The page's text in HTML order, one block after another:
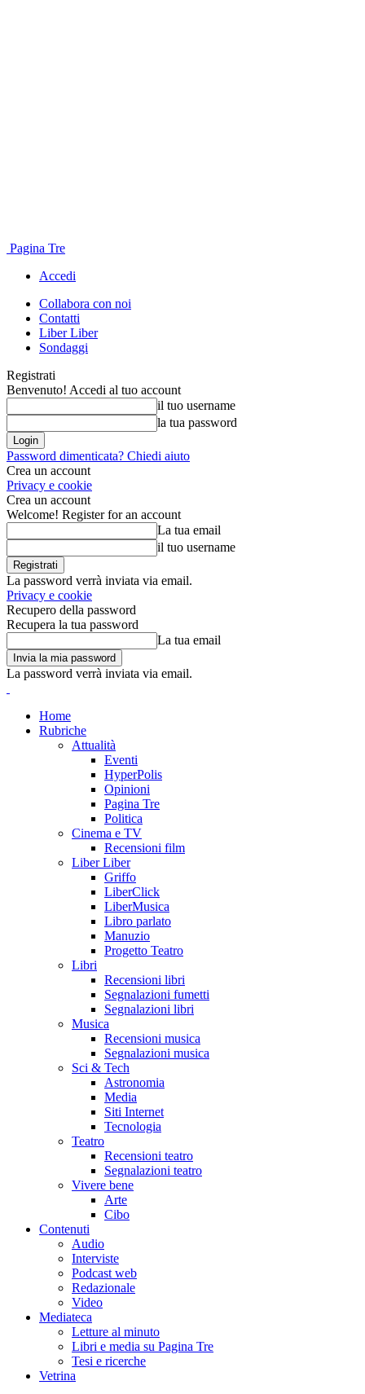
Pagina Tre
Accedi
Collabora con noi
Contatti
Liber Liber
Sondaggi
Registrati
Benvenuto! Accedi al tuo account
il tuo username
la tua password
Password dimenticata? Chiedi aiuto
Crea un account
Privacy e cookie
Crea un account
Welcome! Register for an account
La tua email
il tuo username
La password verrà inviata via email.
Privacy e cookie
Recupero della password
Recupera la tua password
La tua email
La password verrà inviata via email.
Home
Rubriche
Attualità
Eventi
HyperPolis
Opinioni
Pagina Tre
Politica
Cinema e TV
Recensioni film
Liber Liber
Griffo
LiberClick
LiberMusica
Libro parlato
Manuzio
Progetto Teatro
Libri
Recensioni libri
Segnalazioni fumetti
Segnalazioni libri
Musica
Recensioni musica
Segnalazioni musica
Sci & Tech
Astronomia
Media
Siti Internet
Tecnologia
Teatro
Recensioni teatro
Segnalazioni teatro
Vivere bene
Arte
Cibo
Contenuti
Audio
Interviste
Podcast web
Redazionale
Video
Mediateca
Letture al minuto
Libri e media su Pagina Tre
Tesi e ricerche
Vetrina